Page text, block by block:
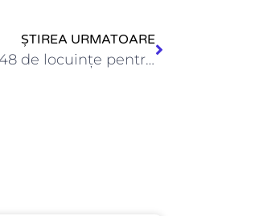
ȘTIREA URMATOARE
ANL a recepţionat 48 de locuințe pentru specialiștii din sănătate…